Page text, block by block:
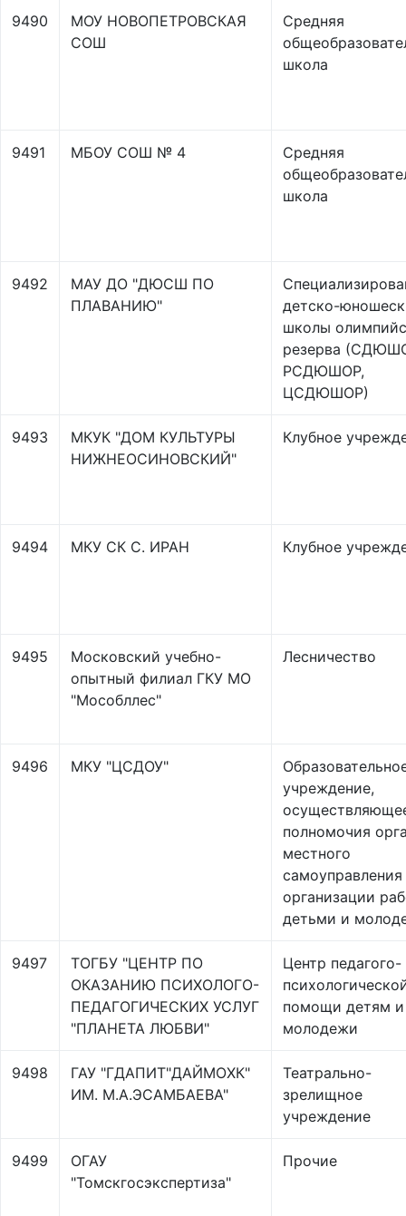
9490
МОУ НОВОПЕТРОВСКАЯ
СОШ
Средняя
школа
9491 МБОУ СОШ № 4
Средняя
школа
9492
МАУ ДО "ДЮСШ ПО
ПЛАВАНИЮ"
детско-
школы
резерва
РСДЮШОР,
ЦСДЮШОР)
9493
МКУК "ДОМ КУЛЬТУРЫ
НИЖНЕОСИНОВСКИЙ"
Клубное
9494 МКУ СК С. ИРАН Клубное
9495
Московский учебно-
опытный филиал ГКУ МО
"Мособллес"
Лесничество
9496 МКУ "ЦСДОУ"
учреждение,
полномочия
местного
самоуправления
организации
детьми и
9497
ТОГБУ "ЦЕНТР ПО
ОКАЗАНИЮ ПСИХОЛОГО-
ПЕДАГОГИЧЕСКИХ УСЛУГ
"ПЛАНЕТА ЛЮБВИ"
Центр педагого-
помощи детям и
молодежи
9498
ГАУ "ГДАПИТ"ДАЙМОХК"
ИМ. М.А.ЭСАМБАЕВА"
Театрально-
зрелищное
учреждение
9499
ОГАУ
"Томскгосэкспертиза"
Прочие